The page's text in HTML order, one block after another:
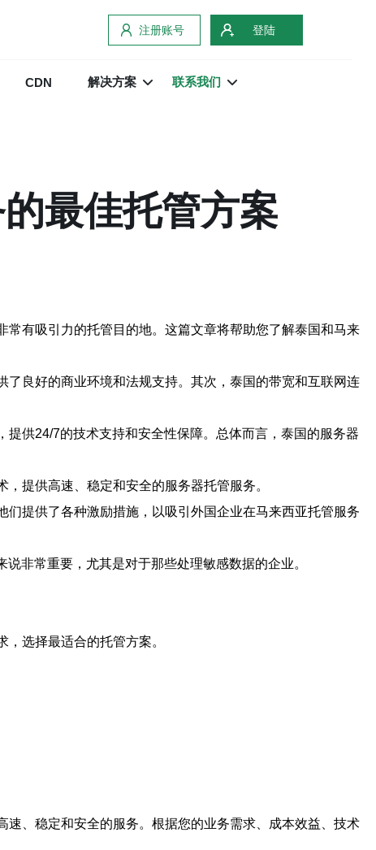
注册账号 登陆
CDN 解决方案 联系我们
最佳托管方案
有吸引力的托管目的地。这篇文章将帮助您了解泰国和马来
良好的商业环境和法规支持。其次，泰国的带宽和互联网连
供24/7的技术支持和安全性保障。总体而言，泰国的服务器
提供高速、稳定和安全的服务器托管服务。
提供了各种激励措施，以吸引外国企业在马来西亚托管服务
非常重要，尤其是对于那些处理敏感数据的企业。
选择最适合的托管方案。
、稳定和安全的服务。根据您的业务需求、成本效益、技术